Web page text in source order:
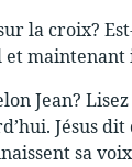
la croix?
maintenant
Jean?
Jésus
sa